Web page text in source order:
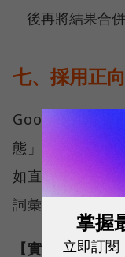
後再將結果合
七、採用正
Google 指出，
態」、「不要使
如直接展示「請
詞彙」（正面模
【實戰範例】
掌握
立即訂閱